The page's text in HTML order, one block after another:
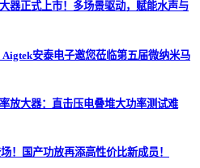
器正式上市！多场景驱动，赋能水声与
安泰电子邀您莅临第五届微纳米马
放大器：直击压电叠堆大功率测试难
！国产功放再添高性价比新成员！